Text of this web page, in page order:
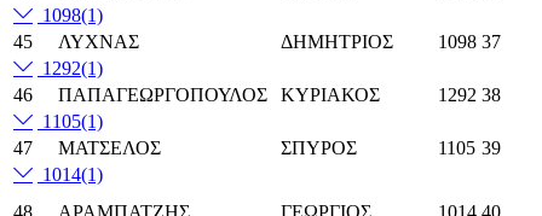
1098(1)
45
ΛΥΧΝΑΣ ΔΗΜΗΤΡΙΟΣ 1098 37
1292(1)
46
ΠΑΠΑΓΕΩΡΓΟΠΟΥΛΟΣ ΚΥΡΙΑΚΟΣ 1292 38
1105(1)
47
ΜΑΤΣΕΛΟΣ ΣΠΥΡΟΣ 1105 39
1014(1)
48
ΑΡΑΜΠΑΤΖΗΣ ΓΕΩΡΓΙΟΣ 1014 40